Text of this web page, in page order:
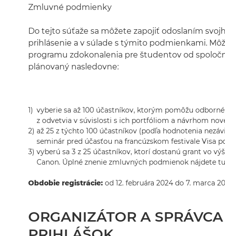
Zmluvné podmienky
Do tejto súťaže sa môžete zapojiť odoslaním
prihlásenie a v súlade s týmito podmienkami.
programu zdokonalenia pre študentov od
plánovaný nasledovne:
1) vyberie sa až 100 účastníkov, ktorým pomôžu
z odvetvia v súvislosti s ich portfóliom a návrhom
2) až 25 z týchto 100 účastníkov (podľa hodnotenia
seminár pred účasťou na francúzskom festivale Visa
3) vyberú sa 3 z 25 účastníkov, ktorí dostanú grant vo
Canon. Úplné znenie zmluvných podmienok nájdete
Obdobie registrácie: od 12. februára 2024 do 7. marca
ORGANIZÁTOR A